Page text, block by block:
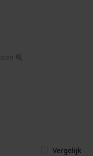
Vergelijk